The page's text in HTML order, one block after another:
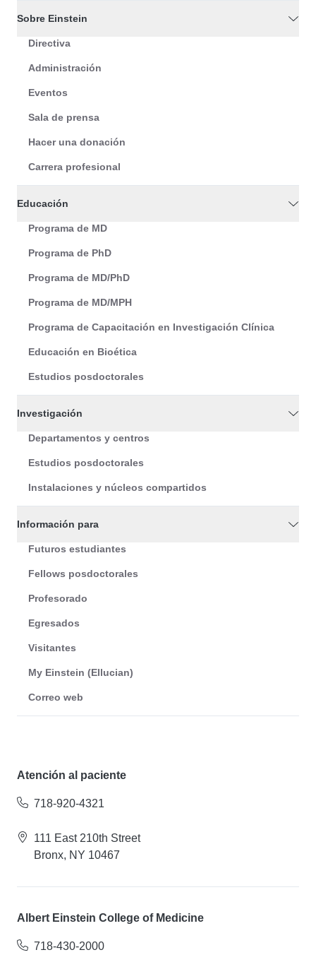
Sobre Einstein
Directiva
Administración
Eventos
Sala de prensa
Hacer una donación
Carrera profesional
Educación
Programa de MD
Programa de PhD
Programa de MD/PhD
Programa de MD/MPH
Programa de Capacitación en Investigación Clínica
Educación en Bioética
Estudios posdoctorales
Investigación
Departamentos y centros
Estudios posdoctorales
Instalaciones y núcleos compartidos
Información para
Futuros estudiantes
Fellows posdoctorales
Profesorado
Egresados
Visitantes
My Einstein (Ellucian)
Correo web
Atención al paciente
718-920-4321
111 East 210th Street
Bronx, NY 10467
Albert Einstein College of Medicine
718-430-2000